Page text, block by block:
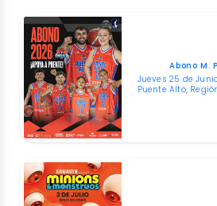
Abono M.
Jueves 25 de
Puente Alto,